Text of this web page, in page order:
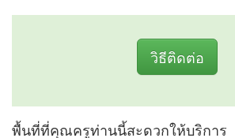
วิธีติดต่อ
พื้นที่ที่คุณครูท่านนี้สะดวกให้บริการ